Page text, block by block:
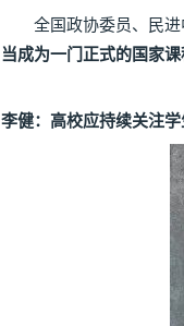
全国政协委员、民进
当成为一门正式的国家
李健：高校应持续关注